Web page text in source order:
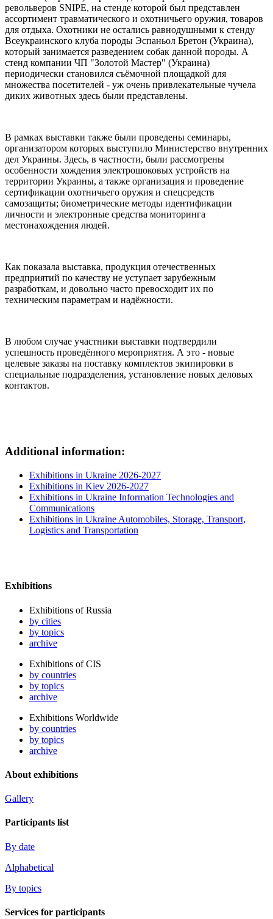
револьверов SNIPE, на стенде которой был представлен
ассортимент травматического и охотничьего оружия, товаров
для отдыха. Охотники не остались равнодушными к стенду
Всеукраинского клуба породы Эспаньол Бретон (Украина),
который занимается разведением собак данной породы. А
стенд компании ЧП "Золотой Мастер" (Украина)
периодически становился съёмочной площадкой для
множества посетителей - уж очень привлекательные чучела
диких животных здесь были представлены.
В рамках выставки также были проведены семинары,
организатором которых выступило Министерство внутренних
дел Украины. Здесь, в частности, были рассмотрены
особенности хождения электрошоковых устройств на
территории Украины, а также организация и проведение
сертификации охотничьего оружия и спецсредств
самозащиты; биометрические методы идентификации
личности и электронные средства мониторинга
местонахождения людей.
Как показала выставка, продукция отечественных
предприятий по качеству не уступает зарубежным
разработкам, и довольно часто превосходит их по
техническим параметрам и надёжности.
В любом случае участники выставки подтвердили
успешность проведённого мероприятия. А это - новые
целевые заказы на поставку комплектов экипировки в
специальные подразделения, установление новых деловых
контактов.
Additional information:
Exhibitions in Ukraine 2026-2027
Exhibitions in Kiev 2026-2027
Exhibitions in Ukraine Information Technologies and
Communications
Exhibitions in Ukraine Automobiles, Storage, Transport,
Logistics and Transportation
Exhibitions
Exhibitions of Russia
by cities
by topics
archive
Exhibitions of CIS
by countries
by topics
archive
Exhibitions Worldwide
by countries
by topics
archive
About exhibitions
Gallery
Participants list
By date
Alphabetical
By topics
Services for participants